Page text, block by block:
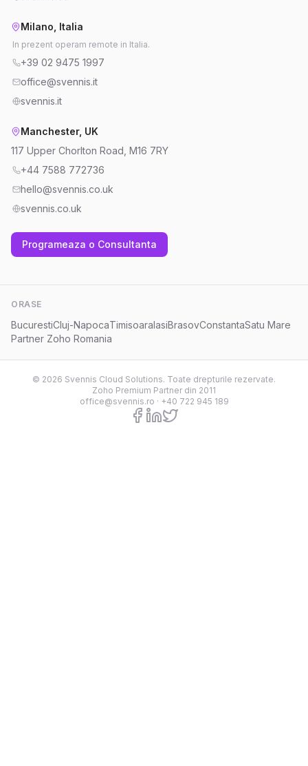
Milano, Italia
In prezent operam remote in Italia.
+39 02 9475 1997
office@svennis.it
svennis.it
Manchester, UK
117 Upper Chorlton Road, M16 7RY
+44 7588 772736
hello@svennis.co.uk
svennis.co.uk
Programeaza o Consultanta
ORASE
BucurestiCluj-NapocaTimisoaraIasiBrasovConstantaSatu Mare
Partner Zoho Romania
© 2026 Svennis Cloud Solutions. Toate drepturile rezervate.
Zoho Premium Partner din 2011
office@svennis.ro · +40 722 945 189